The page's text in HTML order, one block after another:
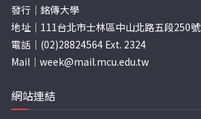
發行｜銘傳大學
地址｜111台北市士林區中山北路五段250號
電話｜(02)28824564 Ext. 2324
Mail｜ week@mail.mcu.edu.tw
網站連結